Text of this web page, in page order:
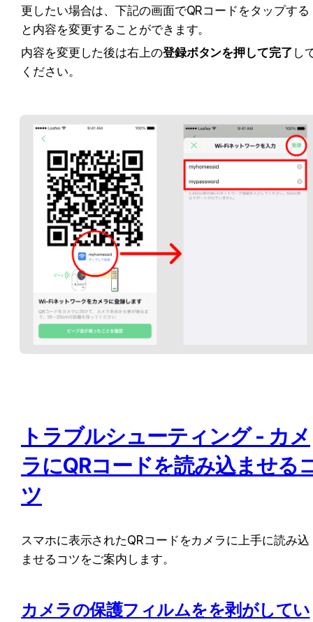
更したい場合は、下記の画面でQRコードをタップする
と内容を変更することができます。
内容を変更した後は右上の登録ボタンを押して完了 し
ください。
トラブルシューティング - カメ
ラにQRコードを読み込ませる
ツ
スマホに表示されたQRコードをカメラに上手に読み込
ませるコツをご案内します。
カメラの保護フィルムをを剥がしてい